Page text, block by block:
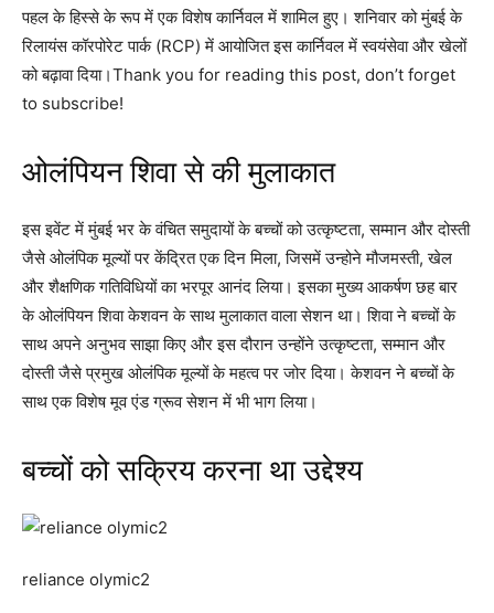
पहल के हिस्से के रूप में एक विशेष कार्निवल में शामिल हुए। शनिवार को मुंबई के
रिलायंस कॉरपोरेट पार्क (RCP) में आयोजित इस कार्निवल में स्वयंसेवा और खेलों
को बढ़ावा दिया।Thank you for reading this post, don’t forget
to subscribe!
ओलंपियन शिवा से की मुलाकात
इस इवेंट में मुंबई भर के वंचित समुदायों के बच्चों को उत्कृष्टता, सम्मान और दोस्ती
जैसे ओलंपिक मूल्यों पर केंद्रित एक दिन मिला, जिसमें उन्होने मौजमस्ती, खेल
और शैक्षणिक गतिविधियों का भरपूर आनंद लिया। इसका मुख्य आकर्षण छह बार
के ओलंपियन शिवा केशवन के साथ मुलाकात वाला सेशन था। शिवा ने बच्चों के
साथ अपने अनुभव साझा किए और इस दौरान उन्होंने उत्कृष्टता, सम्मान और
दोस्ती जैसे प्रमुख ओलंपिक मूल्यों के महत्व पर जोर दिया। केशवन ने बच्चों के
साथ एक विशेष मूव एंड ग्रूव सेशन में भी भाग लिया।
बच्चों को सक्रिय करना था उद्देश्य
reliance olymic2